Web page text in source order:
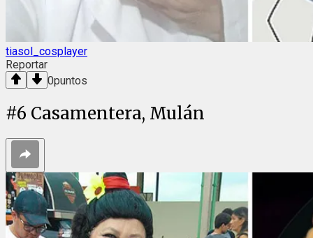
tiasol_cosplayer
Reportar
0puntos
#6 Casamentera, Mulán